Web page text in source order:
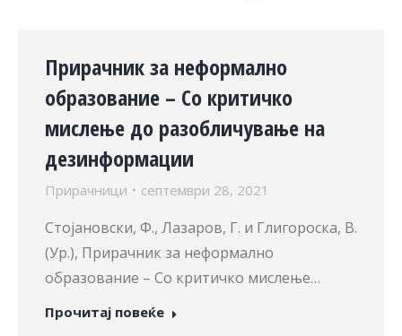
Прирачник за неформално
образование – Со критичко
мислење до разобличување на
дезинформации
Прирачници септември 28, 2021
Стојановски, Ф., Лазаров, Г. и Глигороска, В.
(Ур.), Прирачник за неформално
образование – Со критичко мислење…
Прочитај повеќе